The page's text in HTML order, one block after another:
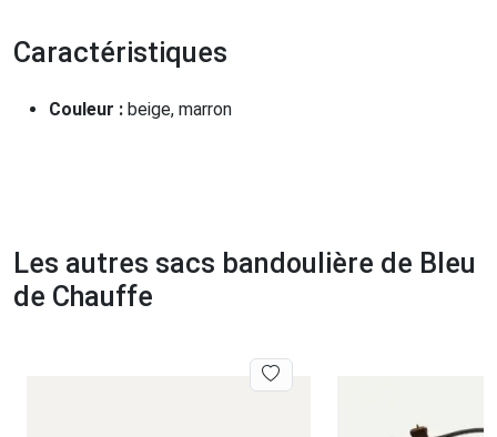
Caractéristiques
Couleur : beige, marron
Les autres sacs bandoulière de Bleu
de Chauffe